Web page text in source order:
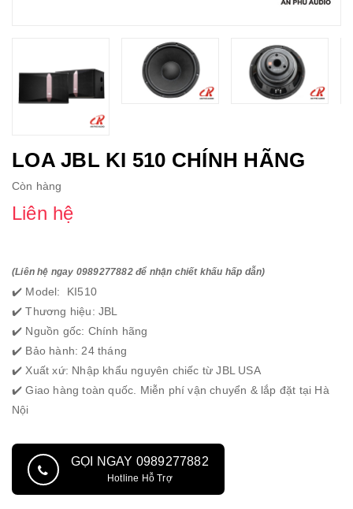
LOA JBL KI 510 CHÍNH HÃNG
Còn hàng
Liên hệ
(Liên hệ ngay 0989277882 để nhận chiết khấu hấp dẫn)
✔️ Model: KI510
✔️ Thương hiệu: JBL
✔️ Nguồn gốc: Chính hãng
✔️ Bảo hành: 24 tháng
✔️ Xuất xứ: Nhập khẩu nguyên chiếc từ JBL USA
✔️ Giao hàng toàn quốc. Miễn phí vận chuyển & lắp đặt tại Hà
Nội
GỌI NGAY 0989277882
Hotline Hỗ Trợ